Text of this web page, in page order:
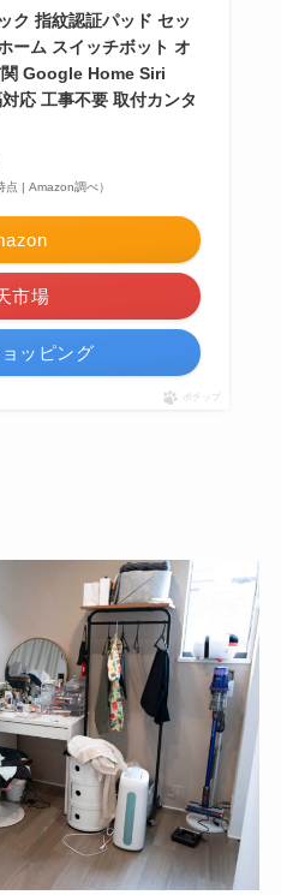
ク 指紋認証パッド セッ
ーム スイッチボット オ
Google Home Siri
応 工事不要 取付カンタ
| Amazon調べ）
市場
ッピング
ポチップ